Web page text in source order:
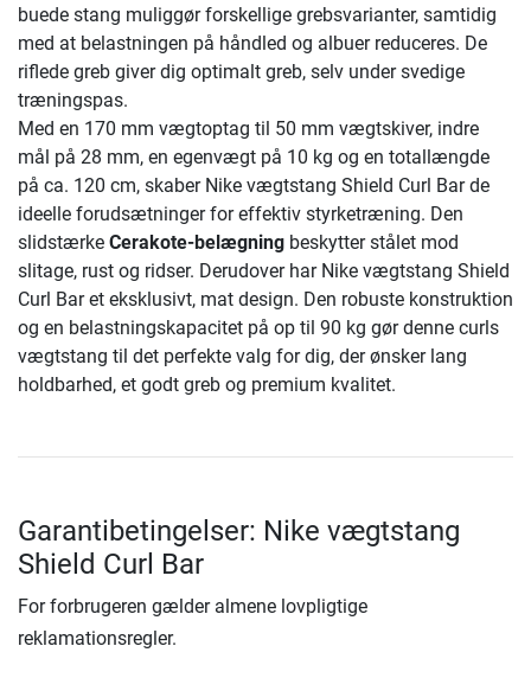
buede stang muliggør forskellige grebsvarianter, samtidig
med at belastningen på håndled og albuer reduceres. De
riflede greb giver dig optimalt greb, selv under svedige
træningspas.
Med en 170 mm vægtoptag til 50 mm vægtskiver, indre
mål på 28 mm, en egenvægt på 10 kg og en totallængde
på ca. 120 cm, skaber Nike vægtstang Shield Curl Bar de
ideelle forudsætninger for effektiv styrketræning. Den
slidstærke Cerakote-belægning beskytter stålet mod
slitage, rust og ridser. Derudover har Nike vægtstang Shield
Curl Bar et eksklusivt, mat design. Den robuste konstruktion
og en belastningskapacitet på op til 90 kg gør denne curls
vægtstang til det perfekte valg for dig, der ønsker lang
holdbarhed, et godt greb og premium kvalitet.
Garantibetingelser: Nike vægtstang
Shield Curl Bar
For forbrugeren gælder almene lovpligtige
reklamationsregler.